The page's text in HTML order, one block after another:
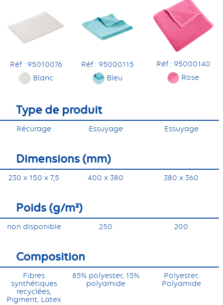
Réf : 95010076
Blanc
Réf : 95000115
Bleu
Réf : 95000140
Rose
Type de produit
Récurage Essuyage Essuyage
Dimensions (mm)
230 x 150 x 7,5 400 x 380 380 x 360
Poids (g/m²)
non disponible 250 200
Composition
Fibres
synthétiques
recyclées,
Pigment, Latex
85% polyester, 15%
polyamide
Polyester,
Polyamide